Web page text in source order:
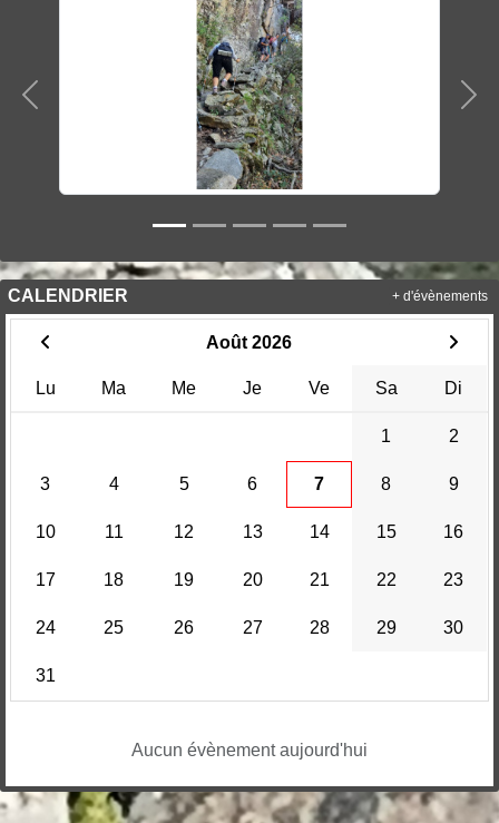
Précedent
CALENDRIER
Août 2026
Lu Ma Me Je Ve Sa Di
1 2
3 4 5 6 7 8 9
10 11 12 13 14 15 16
17 18 19 20 21 22 23
24 25 26 27 28 29 30
31
Aucun évènement aujourd'hui
+ d'évènements